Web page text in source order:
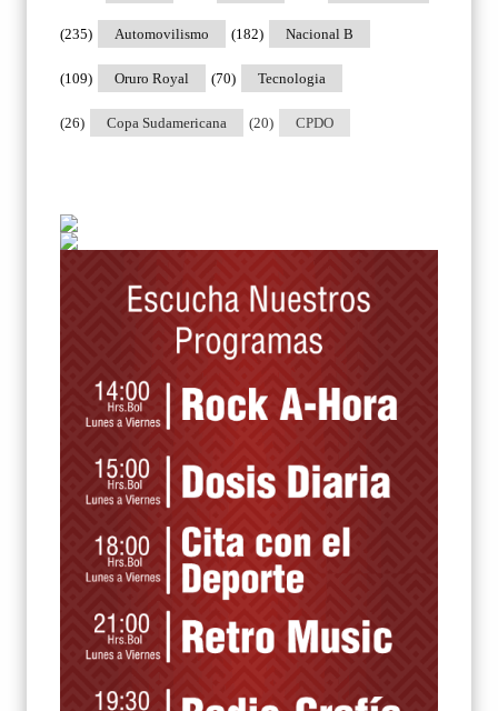
Automovilismo
(235) Nacional B
(182)
Oruro Royal
(109) Tecnologia
(70)
Copa Sudamericana
(26) CPDO
(20)